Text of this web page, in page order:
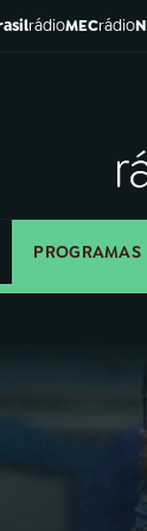
rádioMECrádio
PROGRAMAS